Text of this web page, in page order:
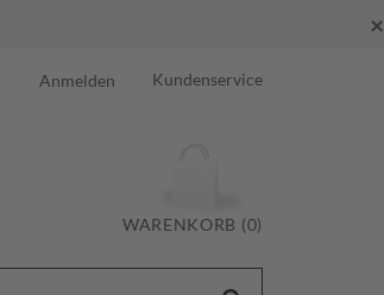
×
Anmelden Kundenservice
WARENKORB (0)